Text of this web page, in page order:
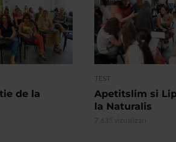
de la
TEST
Apetitslim si
la Naturalis
7.635 vizualizari